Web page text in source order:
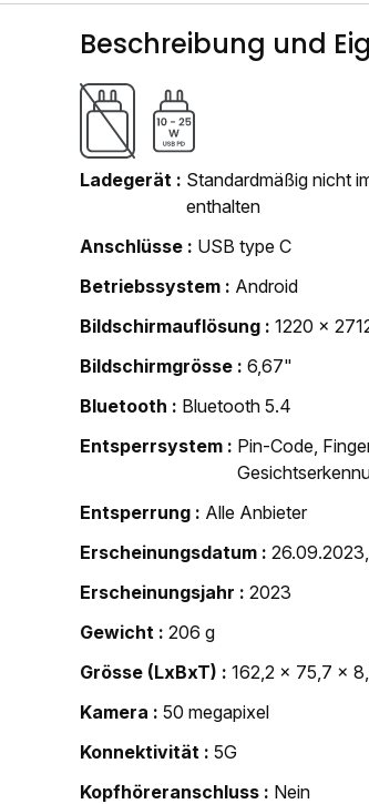
Beschreibung und
Ladegerät
Standardmäßig nicht
enthalten
Anschlüsse
USB type C
Betriebssystem
Android
Bildschirmauflösung
1220 x
Bildschirmgrösse
6,67"
Bluetooth
Bluetooth 5.4
Entsperrsystem
Pin-Code,
Entsperrung
Alle Anbieter
Erscheinungsdatum
Erscheinungsjahr
2023
Gewicht
206 g
Grösse (LxBxT)
162,2 x 75,7 x
Kamera
50 megapixel
Konnektivität
5G
Kopfhöreranschluss
Nein